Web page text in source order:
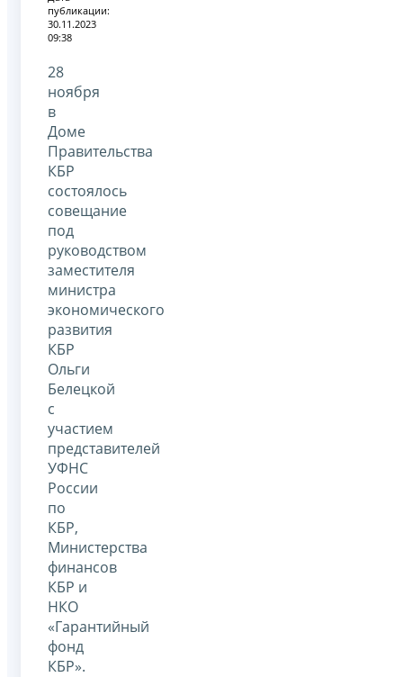
публикации:
30.11.2023
09:38
28
ноября
в
Доме
Правительства
КБР
состоялось
совещание
под
руководством
заместителя
министра
экономического
развития
КБР
Ольги
Белецкой
с
участием
представителей
УФНС
России
по
КБР,
Министерства
финансов
КБР и
НКО
«Гарантийный
фонд
КБР».